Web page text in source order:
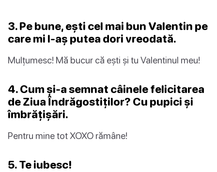
3. Pe bune, ești cel mai bun Valentin pe
care mi l-aș putea dori vreodată.
Mulțumesc! Mă bucur că ești și tu Valentinul meu!
4. Cum și-a semnat câinele felicitarea
de Ziua Îndrăgostiților? Cu pupici și
îmbrățișări.
Pentru mine tot XOXO rămâne!
5. Te iubesc!